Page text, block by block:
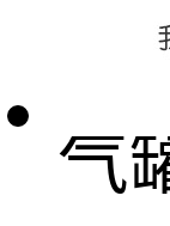
气